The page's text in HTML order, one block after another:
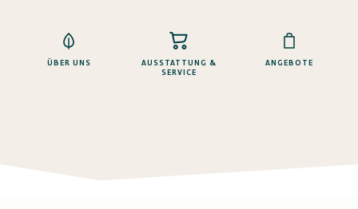
ÜBER UNS
AUSSTATTUNG &
SERVICE
ANGEBOTE